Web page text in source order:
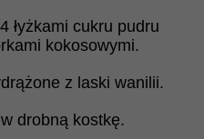
łyżkami cukru pudru
kokosowymi.
z laski wanilii.
drobną kostkę.